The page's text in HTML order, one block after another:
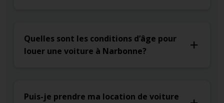
Quelles sont les conditions d’âge pour
louer une voiture à Narbonne?
Puis-je prendre ma location de voiture